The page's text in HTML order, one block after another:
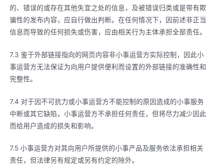
的、错误的或存在其他失宜之处的信息，及被错误归类或是带有欺
骗性的发布内容，应自行做出判断。在任何情况下，因前述非正当
信息而导致的任何损失或伤害，应由相关行为主体承担全部责任。
7.3 鉴于外部链接指向的网页内容非小事运营方实际控制，因此小
事运营方无法保证为向用户提供便利而设置的外部链接的准确性和
完整性。
7.4 对于因不可抗力或小事运营方不能控制的原因造成的小事服务
中断或其它缺陷，小事运营方不承担任何责任，但将尽力减少因此
而给用户造成的损失和影响。
7.5 小事运营方对其向用户所提供的小事产品及服务依法承担相关
责任，但法律另有规定或另有约定的除外。